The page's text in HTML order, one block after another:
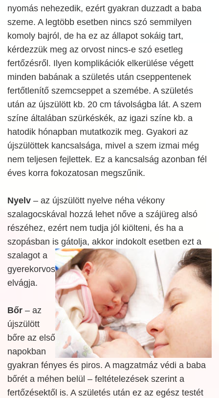
nyomás nehezedik, ezért gyakran duzzadt a baba
szeme. A legtöbb esetben nincs szó semmilyen
komoly bajról, de ha ez az állapot sokáig tart,
kérdezzük meg az orvost nincs-e szó esetleg
fertőzésről. Ilyen komplikációk elkerülése végett
minden babának a születés után cseppentenek
fertőtlenítő szemcseppet a szemébe. A születés
után az újszülött kb. 20 cm távolságba lát. A szem
színe általában szürkéskék, az igazi színe kb. a
hatodik hónapban mutatkozik meg. Gyakori az
újszülöttek kancsalsága, mivel a szem izmai még
nem teljesen fejlettek. Ez a kancsalság azonban fél
éves korra fokozatosan megszűnik.
Nyelv – az újszülött nyelve néha vékony
szalagocskával hozzá lehet nőve a szájüreg alsó
részéhez, ezért nem tudja jól kiölteni, és ha a
szopásban is gátolja, akkor indokolt esetben ezt a
szalagot a
gyerekorvos
elvágja.
Bőr – az
újszülött
bőre az első
napokban
gyakran fényes és piros. A magzatmáz védi a baba
bőrét a méhen belül – feltételezések szerint a
fertőzésektől is. A születés után ez az egész testét